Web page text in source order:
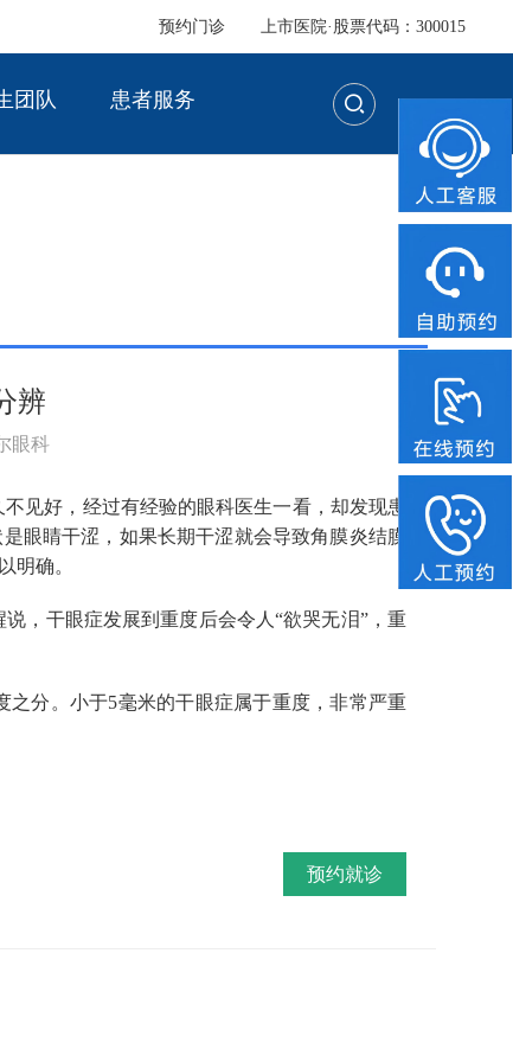
预约门诊 上市医院·股票代码：300015
团队 患者服务
辨
眼科
见好，经过有经验的眼科医生一看，却发现患
眼睛干涩，如果长期干涩就会导致角膜炎结膜
明确。
，干眼症发展到重度后会令人“欲哭无泪”，重
分。小于5毫米的干眼症属于重度，非常严重
预约就诊